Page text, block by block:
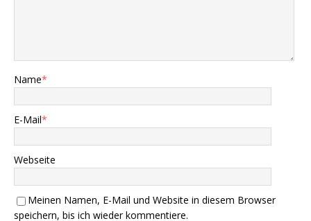
Name*
E-Mail*
Webseite
Meinen Namen, E-Mail und Website in diesem Browser
speichern, bis ich wieder kommentiere.